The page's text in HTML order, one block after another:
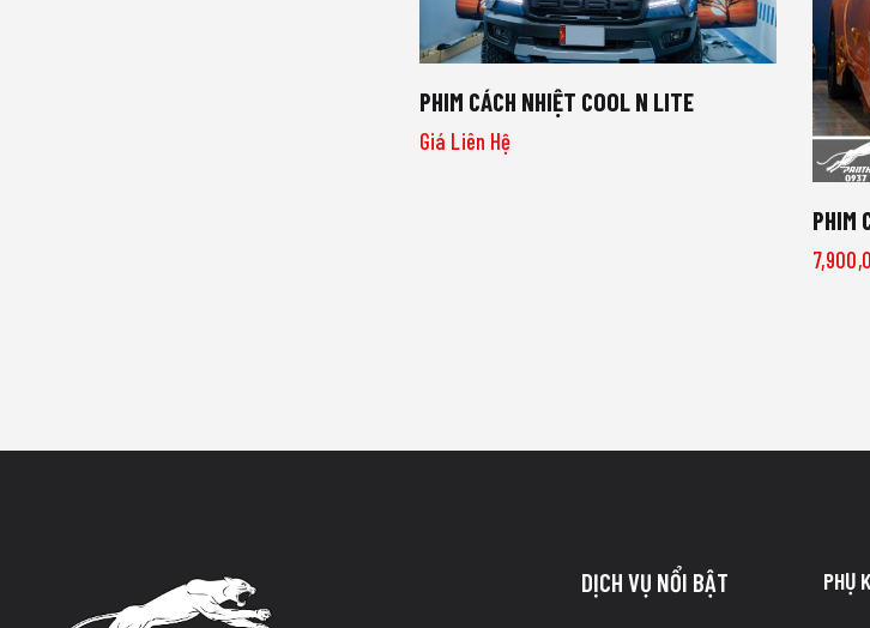
PHIM CÁCH NHIỆT COOL N LITE
Giá Liên Hệ
PHIM
DỊCH VỤ NỔI BẬT PHỤ